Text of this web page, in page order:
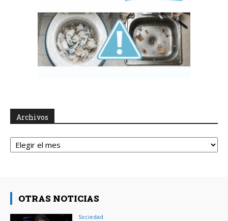
Archivos
Archivos
OTRAS NOTICIAS
Sociedad